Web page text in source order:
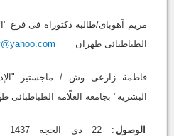
مریم آهوبای/طالبة دکتوراه فی فرع
الطباطبائی طهران
فاطمة زارعی وش / ماجستیر
البشریة" بجامعة العلّامة
الوصول : 22 ذی الحجه 1437 ـ